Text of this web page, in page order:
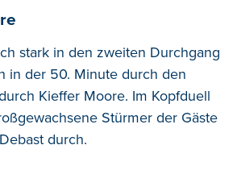
stark in den zweiten Durchgang
in der 50. Minute durch den
Kieffer Moore. Im Kopfduell
Stürmer der Gäste
durch.